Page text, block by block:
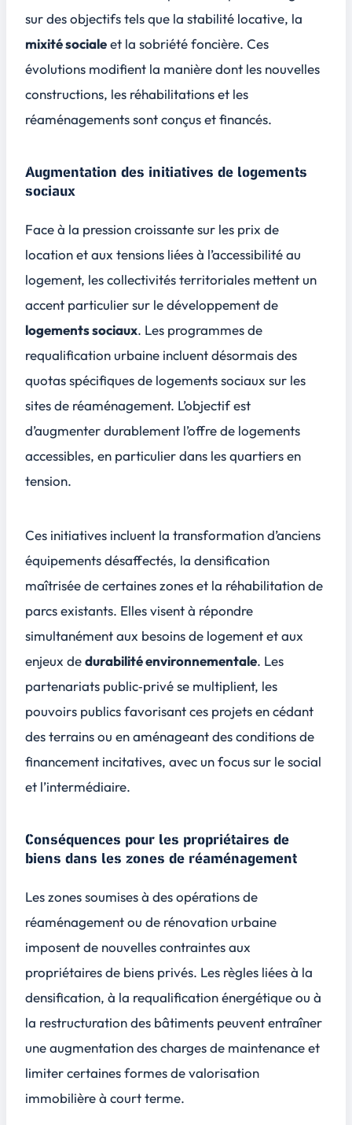
sur des objectifs tels que la stabilité locative, la
mixité socialeet la sobriété foncière. Ces
évolutions modifient la manière dont les nouvelles
constructions, les réhabilitations et les
réaménagements sont conçus et financés.
Augmentation des initiatives de logements
sociaux
Face à la pression croissante sur les prix de
location et aux tensions liées à l’accessibilité au
logement, les collectivités territoriales mettent un
accent particulier sur le développement de
logements sociaux. Les programmes de
requalification urbaine incluent désormais des
quotas spécifiques de logements sociaux sur les
sites de réaménagement. L’objectif est
d’augmenter durablement l’offre de logements
accessibles, en particulier dans les quartiers en
tension.
Ces initiatives incluent la transformation d’anciens
équipements désaffectés, la densification
maîtrisée de certaines zones et la réhabilitation de
parcs existants. Elles visent à répondre
simultanément aux besoins de logement et aux
enjeux dedurabilité environnementale. Les
partenariats public‑privé se multiplient, les
pouvoirs publics favorisant ces projets en cédant
des terrains ou en aménageant des conditions de
financement incitatives, avec un focus sur le social
et l’intermédiaire.
Conséquences pour les propriétaires de
biens dans les zones de réaménagement
Les zones soumises à des opérations de
réaménagement ou de rénovation urbaine
imposent de nouvelles contraintes aux
propriétaires de biens privés. Les règles liées à la
densification, à la requalification énergétique ou à
la restructuration des bâtiments peuvent entraîner
une augmentation des charges de maintenance et
limiter certaines formes de valorisation
immobilière à court terme.